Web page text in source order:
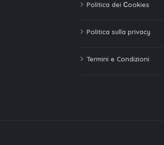
Politica dei Сookies
Politica sulla privacy
Termini e Condizioni